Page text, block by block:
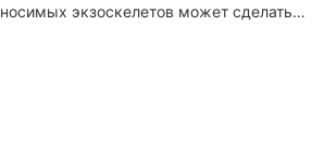
носимых экзоскелетов может сделать